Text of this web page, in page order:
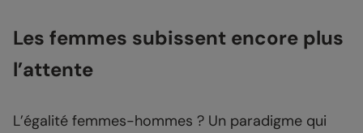
Les femmes subissent encore plus
l’attente
L’égalité femmes-hommes ? Un paradigme qui